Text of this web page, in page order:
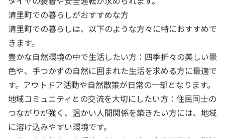
清里町での暮らしがおすすめな方
清里町での暮らしは、以下のような方々に特におすすめで
きます。
豊かな自然環境の中で生活したい方：四季折々の美しい景
色や、手つかずの自然に囲まれた生活を求める方に最適で
す。アウトドア活動や自然散策が日常の一部となります。
地域コミュニティとの交流を大切にしたい方：住民同士の
つながりが強く、温かい人間関係を築きたい方には、地域
に溶け込みやすい環境です。